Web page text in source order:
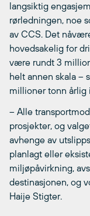
langsiktig
rørledningen, noe
av CCS. Det
hovedsakelig for
være rundt 3
helt annen skala –
millioner tonn årlig
– Alle
prosjekter, og
avhenge av
planlagt eller
miljøpåvirkning,
destinasjonen, og
Haije Stigter.